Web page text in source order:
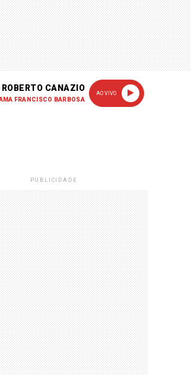
ROBERTO CANAZIO
FRANCISCO BARBOSA
AO VIVO
PUBLICIDADE